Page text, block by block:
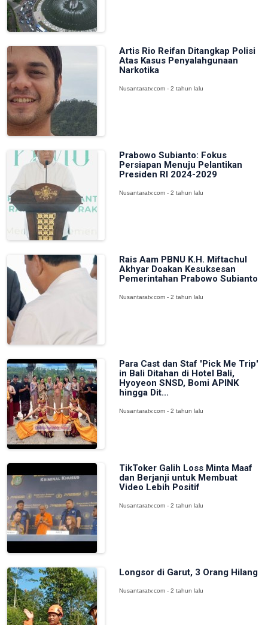
Artis Rio Reifan Ditangkap Polisi
Atas Kasus Penyalahgunaan
Narkotika
Nusantaratv.com - 2 tahun lalu
Prabowo Subianto: Fokus
Persiapan Menuju Pelantikan
Presiden RI 2024-2029
Nusantaratv.com - 2 tahun lalu
Rais Aam PBNU K.H. Miftachul
Akhyar Doakan Kesuksesan
Pemerintahan Prabowo Subianto
Nusantaratv.com - 2 tahun lalu
Para Cast dan Staf 'Pick Me Trip'
in Bali Ditahan di Hotel Bali,
Hyoyeon SNSD, Bomi APINK
hingga Dit...
Nusantaratv.com - 2 tahun lalu
TikToker Galih Loss Minta Maaf
dan Berjanji untuk Membuat
Video Lebih Positif
Nusantaratv.com - 2 tahun lalu
Longsor di Garut, 3 Orang Hilang
Nusantaratv.com - 2 tahun lalu